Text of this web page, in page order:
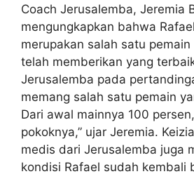
Coach Jerusalemba, Jeremia
mengungkapkan bahwa
merupakan salah satu
telah memberikan yang
Jerusalemba pada
memang salah satu pemain
Dari awal mainnya 100
pokoknya,” ujar Jeremia.
medis dari Jerusalemba juga
kondisi Rafael sudah kembali